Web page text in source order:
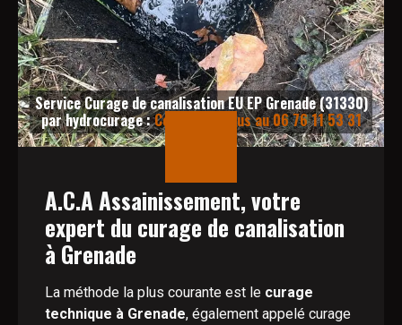
Service Curage de canalisation EU EP Grenade (31330)
par hydrocurage :Contactez-nous au 06 76 11 53 31
A.C.A Assainissement, votre
expert du curage de canalisation
à Grenade
La méthode la plus courante est le curage
technique à Grenade, également appelé curage